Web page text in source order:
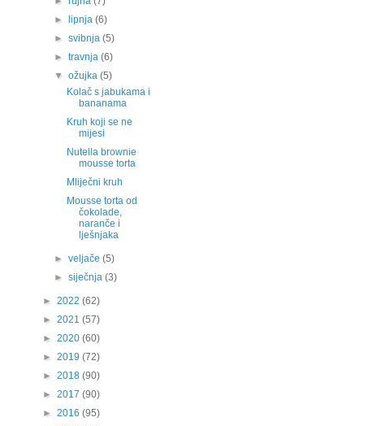
►
lipnja(6)
►svibnja(5)
►travnja(6)
▼ožujka(5)
Kolač s jabukama i
bananama
Kruh koji se ne
mijesi
Nutella brownie
mousse torta
Mliječni kruh
Mousse torta od
čokolade,
naranče i
lješnjaka
►veljače(5)
►siječnja(3)
► 2022 (62)
► 2021 (57)
► 2020 (60)
► 2019 (72)
► 2018 (90)
► 2017 (90)
► 2016 (95)